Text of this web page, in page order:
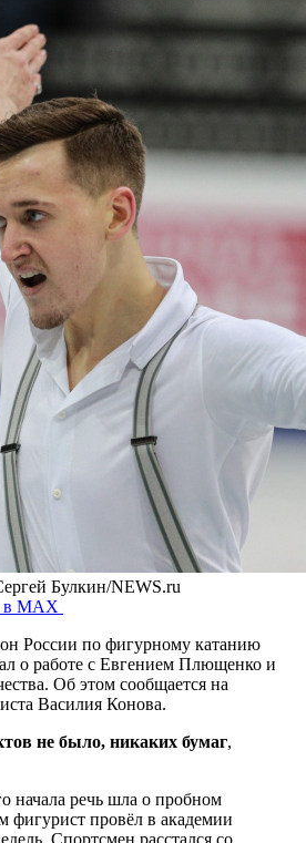
Булкин/NEWS.ru
в MAX
России по фигурному катанию
о работе с Евгением Плющенко и
Об этом сообщается на
Василия Конова.
не было, никаких бумаг,
начала речь шла о пробном
фигурист провёл в академии
Спортсмен расстался со